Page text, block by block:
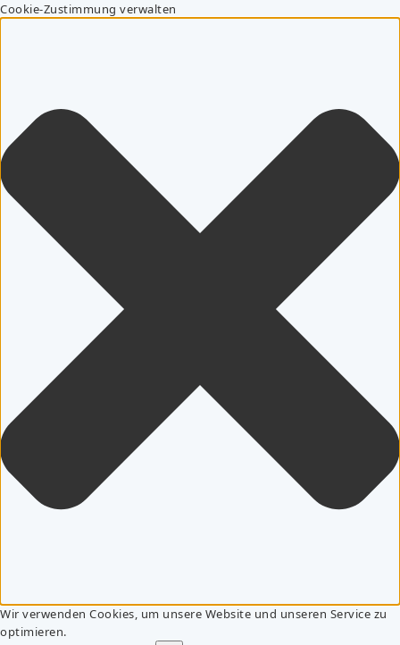
Cookie-Zustimmung verwalten
Wir verwenden Cookies, um unsere Website und unseren Service zu
optimieren.